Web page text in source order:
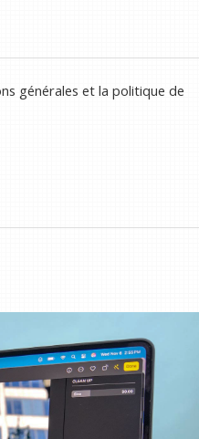
générales et la politique de